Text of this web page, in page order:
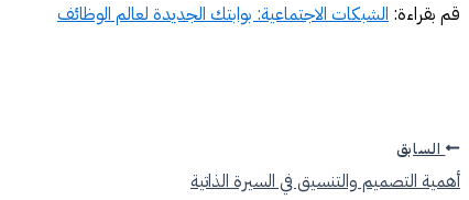
قم بقراءة: الشبكات الاجتماعية: بوابتك الجديدة لعالم الوظائف
السابق
أهمية التصميم والتنسيق في السيرة الذاتية